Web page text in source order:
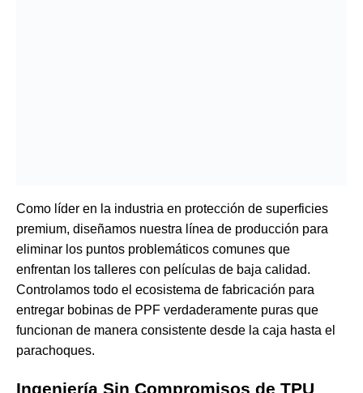
Como líder en la industria en protección de superficies
premium, diseñamos nuestra línea de producción para
eliminar los puntos problemáticos comunes que
enfrentan los talleres con películas de baja calidad.
Controlamos todo el ecosistema de fabricación para
entregar bobinas de PPF verdaderamente puras que
funcionan de manera consistente desde la caja hasta el
parachoques.
Ingeniería Sin Compromisos de TPU